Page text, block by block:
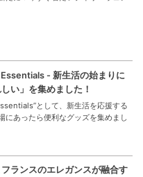
- 新生活の始まりに
い」を集めました！
として、新生活を応援する
にあったら便利なグッズを集めまし
ランスのエレガンスが融合す